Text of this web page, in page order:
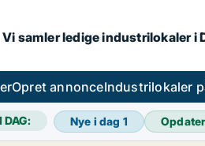
Vi samler ledige industrilokaler i
Opret annonceIndustrilokaler
DAG: Nye i dag 1